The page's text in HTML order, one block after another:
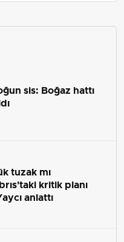
sis: Boğaz hattı
tuzak mı
kritik planı
anlattı